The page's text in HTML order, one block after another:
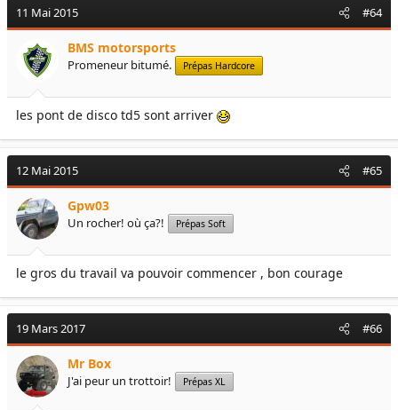
11 Mai 2015 #64
BMS motorsports
Promeneur bitumé. Prépas Hardcore
les pont de disco td5 sont arriver
12 Mai 2015 #65
Gpw03
Un rocher! où ça?! Prépas Soft
le gros du travail va pouvoir commencer , bon courage
19 Mars 2017 #66
Mr Box
J'ai peur un trottoir! Prépas XL